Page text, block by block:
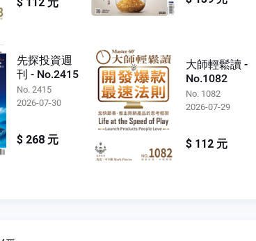
先探投資週
刊 - No.2415
No. 2415
2026-07-30
$ 268 元
大師輕鬆讀 -
No.1082
No. 1082
2026-07-29
$ 112 元